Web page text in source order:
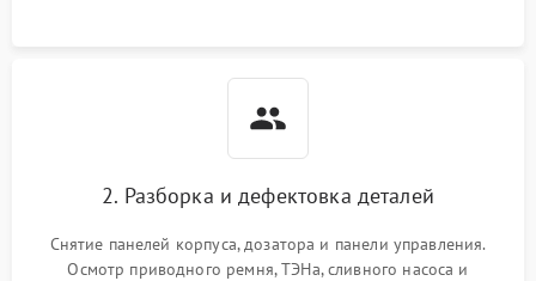
2. Разборка и дефектовка деталей
Снятие панелей корпуса, дозатора и панели управления.
Осмотр приводного ремня, ТЭНа, сливного насоса и